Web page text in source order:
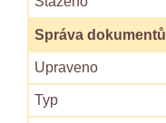
Správa dokumentů